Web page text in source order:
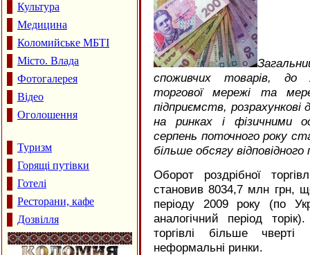
Культура
Медицина
Коломийське МБТІ
Місто. Влада
Фотогалерея
Відео
Оголошення
Туризм
Горящі путівки
Готелі
Ресторани, кафе
Дозвілля
споживчих товарів, до
торгової мережі та
підприємств, розрахункові
на ринках і фізичними
серпень поточного року
більше обсягу відповідного
Оборот роздрібної
становив 8034,7 млн грн,
періоду 2009 року (по
аналогічний період
торгівлі більше
неформальні ринки.